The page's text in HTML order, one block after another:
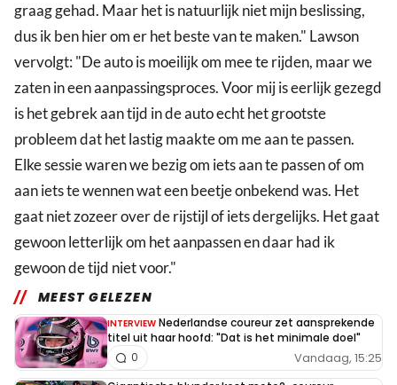
graag gehad. Maar het is natuurlijk niet mijn beslissing,
dus ik ben hier om er het beste van te maken." Lawson
vervolgt: "De auto is moeilijk om mee te rijden, maar we
zaten in een aanpassingsproces. Voor mij is eerlijk gezegd
is het gebrek aan tijd in de auto echt het grootste
probleem dat het lastig maakte om me aan te passen.
Elke sessie waren we bezig om iets aan te passen of om
aan iets te wennen wat een beetje onbekend was. Het
gaat niet zozeer over de rijstijl of iets dergelijks. Het gaat
gewoon letterlijk om het aanpassen en daar had ik
gewoon de tijd niet voor."
MEEST GELEZEN
INTERVIEW Nederlandse coureur zet aansprekende
titel uit haar hoofd: "Dat is het minimale doel"
Vandaag, 15:25
0